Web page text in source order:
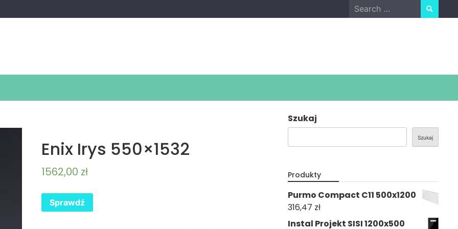
Search
for:
Enix Irys 550×1532
1562,00 zł
Sprawdź
Szukaj
Szukaj
Produkty
Purmo Compact C11 500x1200
316,47 zł
Instal Projekt SISI 1200x500